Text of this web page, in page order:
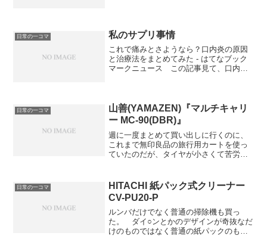
かもしれないが。 ダイエットという
と、まず絶食を連想するけど、そんなの
うまくいくはずがない。食べない、ある
いは食べる量を減らすだけで痩せようと
いう考えは、絶対に不可能である。 食
保っていられるとしたら、そのこと自体
が、すでに心か身体のどちらかが異常な
証拠である。 自分が気にしていたこと
は大きくまとめるとたったの2つだけ。適
当な時間に三食ちゃんと腹八分目で食べ
る基礎代謝と消化にかかるカロリーを意
ていたり、...
日常の一コマ 私のサプリ事情
これで痛みとさようなら？口内炎の原因
と治療法をまとめてみた - はてなブック
マークニュース この記事見て、口内炎
は、おそらくマルチビタミンのサプリの
効果ではないかと思われる。いま飲んで
るサプリは以下の通り。*1サプリ分量マ
ルチビタミン目安×1カルシウムMg目安
×1/2亜鉛目安×1DHA目安×1/3 一応生物
学専門だった私が、それなりに考えて、
準的な健康増進用として、参考にしても
らってもいいのではないかと。*2*1：費
用は70円/日。年間25500円ぐらい。*2：
免責事項はWikipediaに準ずる。おまけ
シレンタイムアタック大会面白い。ニコ
生の可能性を感じる。【ニコニコ動画】
日常の一コマ
山善(YAMAZEN)『マルチキャリ
ー MC-90(DBR)』
週に一度まとめて買い出しに行くのに、
これまで無印良品の旅行用カートを使っ
ていたのだが、タイヤが小さくて苦労し
ベースで考え直して良いソリューション
がないか探したら、アウトドア用にこう
いうキャリーがあるということがわか
り、試してみようと買ってみた。 結論
から言うととても良い。従来のカートの
他にリュックとエコバッグひとつかふた
日常の一コマ
HITACHI 紙パック式クリーナー
CV-PU20-P
ルンバだけでなく普通の掃除機も買っ
た。 ダイ○ンとかのデザインが奇抜なだ
けのものではなく普通の紙パックのもの